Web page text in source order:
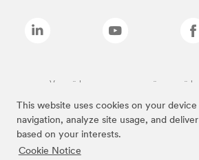
This website uses cookies on your
navigation, analyze site usage, and
based on your interests.
Cookie Notice
Varumärken som anges ovan är